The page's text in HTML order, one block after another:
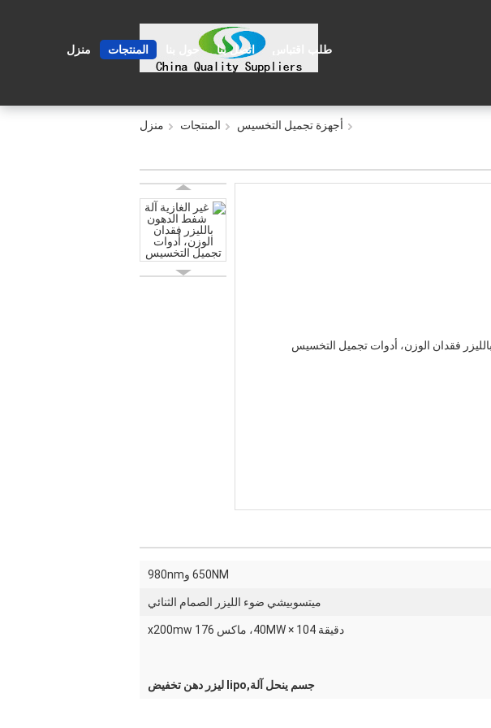
منزل المنتجات حول بنا اتصل بنا طلب اقتباس
منزل المنتجات أجهزة تجميل التخسيس
650NM و980nm
ميتسوبيشي ضوء الليزر الصمام الثنائي
دقيقة 104 × 40MW، ماكس 176 x200mw
جسم ينحل آلة,lipo ليزر دهن تخفيض